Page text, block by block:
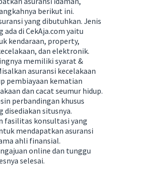
berikut ini.
yang dibutuhkan. Jenis
ada di CekAja.com yaitu
kendaraan, property,
dan elektronik.
memiliki syarat &
asuransi kecelakaan
pembiayaan kematian
dan cacat seumur hidup.
perbandingan khusus
disediakan situsnya.
fasilitas konsultasi yang
mendapatkan asuransi
ahli finansial.
online dan tunggu
selesai.